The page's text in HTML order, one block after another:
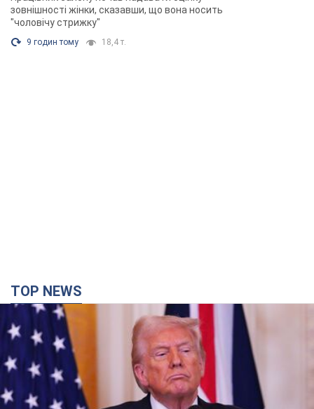
зовнішності жінки, сказавши, що вона носить
"чоловічу стрижку"
9 годин тому 18,4 т.
TOP NEWS